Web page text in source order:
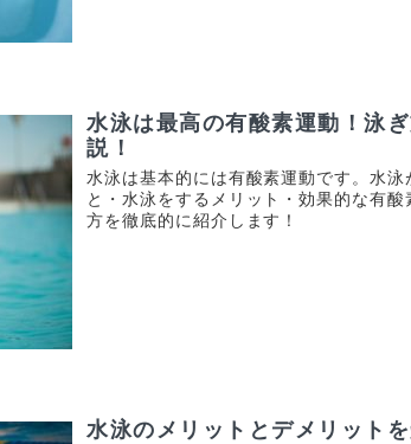
水泳は最高の有酸素運動！泳
説！
水泳は基本的には有酸素運動です。水泳
と・水泳をするメリット・効果的な有
方を徹底的に紹介します！
水泳のメリットとデメリット